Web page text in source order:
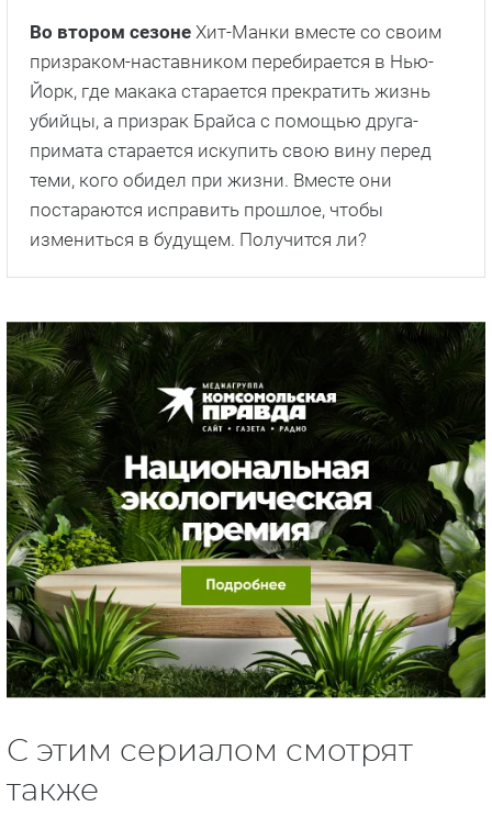
Во втором сезоне Хит-Манки вместе со своим
призраком-наставником перебирается в Нью-
Йорк, где макака старается прекратить жизнь
убийцы, а призрак Брайса с помощью друга-
примата старается искупить свою вину перед
теми, кого обидел при жизни. Вместе они
постараются исправить прошлое, чтобы
измениться в будущем. Получится ли?
С этим сериалом смотрят
также